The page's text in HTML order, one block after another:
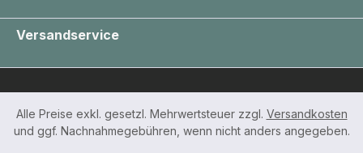
Versandservice
Alle Preise exkl. gesetzl. Mehrwertsteuer zzgl. Versandkosten
und ggf. Nachnahmegebühren, wenn nicht anders angegeben.